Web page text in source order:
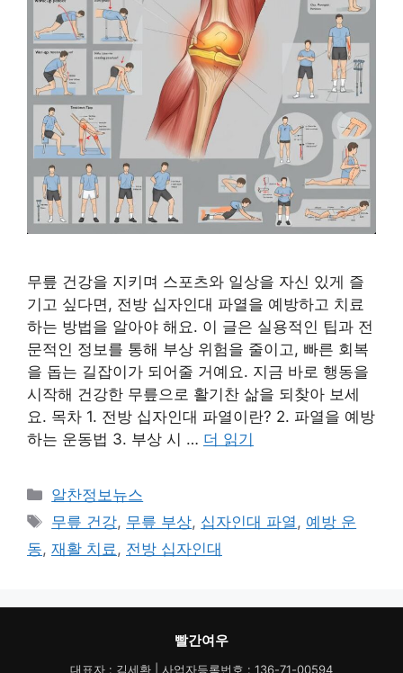
무릎 건강을 지키며 스포츠와 일상을 자신 있게 즐
기고 싶다면, 전방 십자인대 파열을 예방하고 치료
하는 방법을 알아야 해요. 이 글은 실용적인 팁과 전
문적인 정보를 통해 부상 위험을 줄이고, 빠른 회복
을 돕는 길잡이가 되어줄 거예요. 지금 바로 행동을
시작해 건강한 무릎으로 활기찬 삶을 되찾아 보세
요. 목차 1. 전방 십자인대 파열이란? 2. 파열을 예방
하는 운동법 3. 부상 시 … 더 읽기
카
테
리
알찬정보뉴스
태
그
무릎 건강, 무릎 부상, 십자인대 파열, 예방 운
동, 재활 치료, 전방 십자인대
빨간여우
대표자 : 김세환 | 사업자등록번호 : 136-71-00594